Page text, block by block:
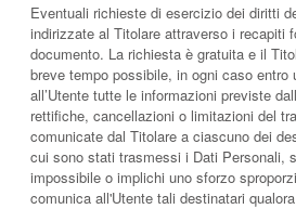
Eventuali richieste di esercizio dei diritti
indirizzate al Titolare attraverso i recapiti
documento. La richiesta è gratuita e il
breve tempo possibile, in ogni caso entro
all’Utente tutte le informazioni previste
rettifiche, cancellazioni o limitazioni del
comunicate dal Titolare a ciascuno dei
cui sono stati trasmessi i Dati Personali,
impossibile o implichi uno sforzo
comunica all'Utente tali destinatari